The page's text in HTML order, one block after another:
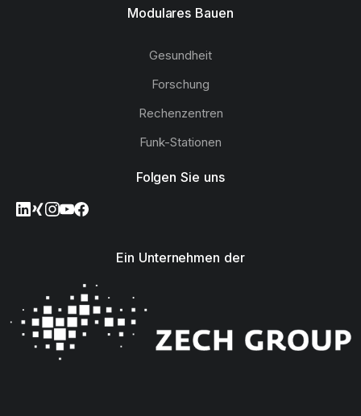
Modulares Bauen
Gesundheit
Forschung
Rechenzentren
Funk-Stationen
Folgen Sie uns
Ein Unternehmen der